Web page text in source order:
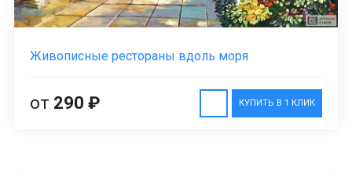
Живописные рестораны вдоль моря
КУПИТЬ В 1 КЛИК
от 290 ₽